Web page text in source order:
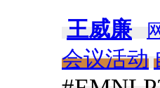
王威廉
会议活动